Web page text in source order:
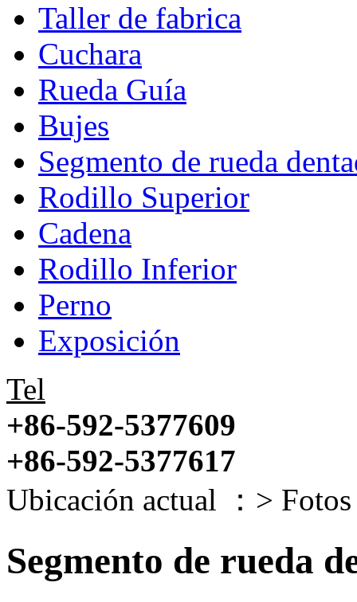
Taller de fabrica
Cuchara
Rueda Guía
Bujes
Segmento de rueda
Rodillo Superior
Cadena
Rodillo Inferior
Perno
Exposición
Tel
+86-592-5377609
+86-592-5377617
Ubicación actual ： >
Segmento de rueda